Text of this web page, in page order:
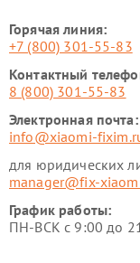
Горячая линия:
+7 (800) 301-55-83
Контактный
8 (800) 301-55-83
Электронная почта:
info@xiaomi-
для юридических
manager@fix-
График работы:
ПН-ВСК с 9:00 до